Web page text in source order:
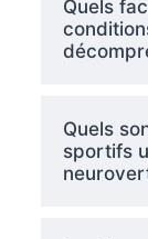
Quels
Quels
sportifs